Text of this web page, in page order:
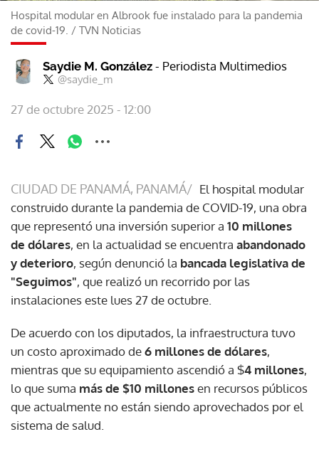
Hospital modular en Albrook fue instalado para la pandemia
de covid-19. / TVN Noticias
Saydie M. González - Periodista Multimedios
@saydie_m
27 de octubre 2025 - 12:00
CIUDAD DE PANAMÁ, PANAMÁ/ El hospital modular
construido durante la pandemia de COVID-19, una obra
que representó una inversión superior a 10 millones
de dólares, en la actualidad se encuentra abandonado
y deterioro, según denunció la bancada legislativa de
"Seguimos", que realizó un recorrido por las
instalaciones este lues 27 de octubre.
De acuerdo con los diputados, la infraestructura tuvo
un costo aproximado de6 millones de dólares,
mientras que su equipamiento ascendió a $4 millones,
lo que suma más de $10 millonesen recursos públicos
que actualmente no están siendo aprovechados por el
sistema de salud.